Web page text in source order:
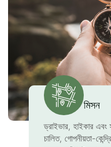
মিসন
ড্রাইভার, হাইকার
চালিত, গোপনীয়তা-